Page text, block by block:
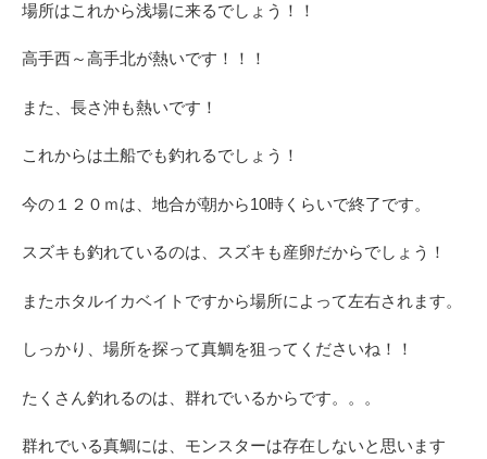
場所はこれから浅場に来るでしょう！！
高手西～高手北が熱いです！！！
また、長さ沖も熱いです！
これからは土船でも釣れるでしょう！
今の１２０ｍは、地合が朝から10時くらいで終了です。
スズキも釣れているのは、スズキも産卵だからでしょう！
またホタルイカベイトですから場所によって左右されます。
しっかり、場所を探って真鯛を狙ってくださいね！！
たくさん釣れるのは、群れでいるからです。。。
群れでいる真鯛には、モンスターは存在しないと思います